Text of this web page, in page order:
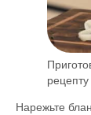
Нарежьте